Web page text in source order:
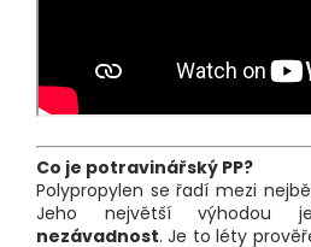
Co je potravinářský PP?
Polypropylen se řadí mezi
Jeho největší
nezávadnost. Je to léty